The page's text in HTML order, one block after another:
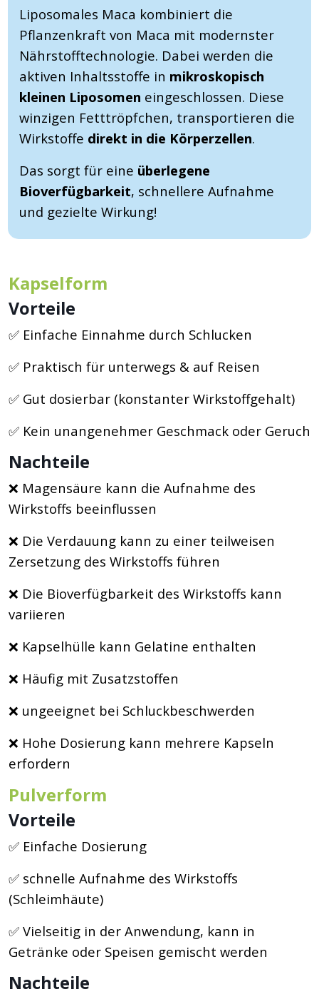
Liposomales Maca kombiniert die
Pflanzenkraft von Maca mit modernster
Nährstofftechnologie. Dabei werden die
aktiven Inhaltsstoffe in mikroskopisch
kleinen Liposomen eingeschlossen. Diese
winzigen Fetttröpfchen, transportieren die
Wirkstoffe direkt in die Körperzellen.
Das sorgt für eine überlegene
Bioverfügbarkeit, schnellere Aufnahme
und gezielte Wirkung!
Kapselform
Vorteile
✅ Einfache Einnahme durch Schlucken
✅ Praktisch für unterwegs & auf Reisen
✅ Gut dosierbar (konstanter Wirkstoffgehalt)
✅ Kein unangenehmer Geschmack oder Geruch
Nachteile
❌ Magensäure kann die Aufnahme des
Wirkstoffs beeinflussen
❌ Die Verdauung kann zu einer teilweisen
Zersetzung des Wirkstoffs führen
❌ Die Bioverfügbarkeit des Wirkstoffs kann
variieren
❌ Kapselhülle kann Gelatine enthalten
❌ Häufig mit Zusatzstoffen
❌ ungeeignet bei Schluckbeschwerden
❌ Hohe Dosierung kann mehrere Kapseln
erfordern
Pulverform
Vorteile
✅ Einfache Dosierung
✅ schnelle Aufnahme des Wirkstoffs
(Schleimhäute)
✅ Vielseitig in der Anwendung, kann in
Getränke oder Speisen gemischt werden
Nachteile